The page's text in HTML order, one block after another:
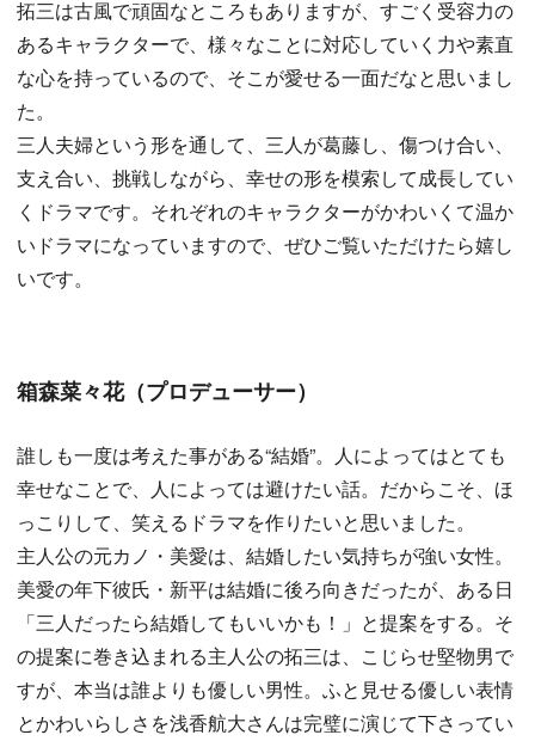
拓三は古風で頑固なところもありますが、すごく受容力の
あるキャラクターで、様々なことに対応していく力や素直
な心を持っているので、そこが愛せる一面だなと思いまし
た。
三人夫婦という形を通して、三人が葛藤し、傷つけ合い、
支え合い、挑戦しながら、幸せの形を模索して成長してい
くドラマです。それぞれのキャラクターがかわいくて温か
いドラマになっていますので、ぜひご覧いただけたら嬉し
いです。
箱森菜々花（プロデューサー）
誰しも一度は考えた事がある“結婚”。人によってはとても
幸せなことで、人によっては避けたい話。だからこそ、ほ
っこりして、笑えるドラマを作りたいと思いました。
主人公の元カノ・美愛は、結婚したい気持ちが強い女性。
美愛の年下彼氏・新平は結婚に後ろ向きだったが、ある日
「三人だったら結婚してもいいかも！」と提案をする。そ
の提案に巻き込まれる主人公の拓三は、こじらせ堅物男で
すが、本当は誰よりも優しい男性。ふと見せる優しい表情
とかわいらしさを浅香航大さんは完璧に演じて下さってい